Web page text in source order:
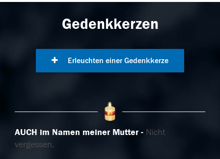
Gedenkkerzen
Erleuchten einer Gedenkkerze
AUCH im Namen meiner Mutter
Nicht
vergessen.